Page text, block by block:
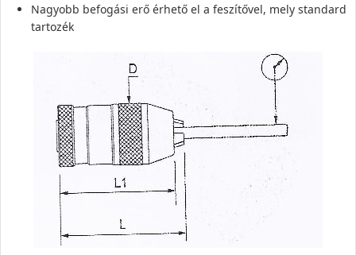
Nagyobb befogási erő érhető el a feszítővel, mely standard
tartozék